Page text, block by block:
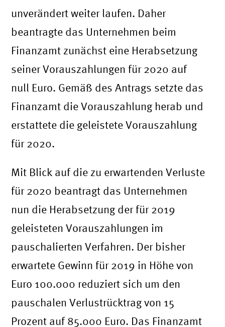
unverändert weiter laufen. Daher
beantragte das Unternehmen beim
Finanzamt zunächst eine Herabsetzung
seiner Vorauszahlungen für 2020 auf
null Euro. Gemäß des Antrags setzte das
Finanzamt die Vorauszahlung herab und
erstattete die geleistete Vorauszahlung
für 2020.
Mit Blick auf die zu erwartenden Verluste
für 2020 beantragt das Unternehmen
nun die Herabsetzung der für 2019
geleisteten Vorauszahlungen im
pauschalierten Verfahren. Der bisher
erwartete Gewinn für 2019 in Höhe von
Euro 100.000 reduziert sich um den
pauschalen Verlustrücktrag von 15
Prozent auf 85.000 Euro. Das Finanzamt